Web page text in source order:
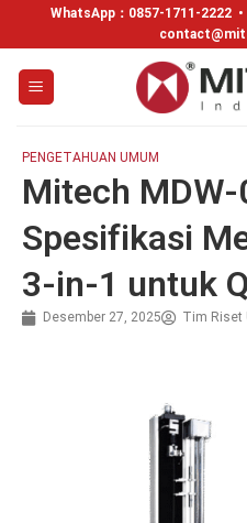
WhatsApp： 0857-1711-2222
PENGETAHUAN UMUM
Mitech
Spesifikasi
3-in-1 untuk
Desember 27, 2025 Tim Riset